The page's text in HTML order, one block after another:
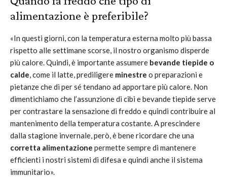
alimentazione è preferibile?
«In questi giorni, con la temperatura esterna molto più bassa
rispetto alle settimane scorse, il nostro organismo disperde
più calore. Quindi, è importante assumere bevande tiepide o
calde, come il latte, prediligere minestre o preparazioni e
pietanze che di per sé tendano ad apportare più calore. Non
dimentichiamo che l’assunzione di cibi e bevande tiepide serve
per contrastare la sensazione di freddo e quindi contribuire al
mantenimento della temperatura costante. A prescindere
dalla stagione invernale, però, è bene ricordare che una
corretta alimentazione permette sempre di mantenere
efficienti i nostri sistemi di difesa e quindi anche il sistema
immunitario».